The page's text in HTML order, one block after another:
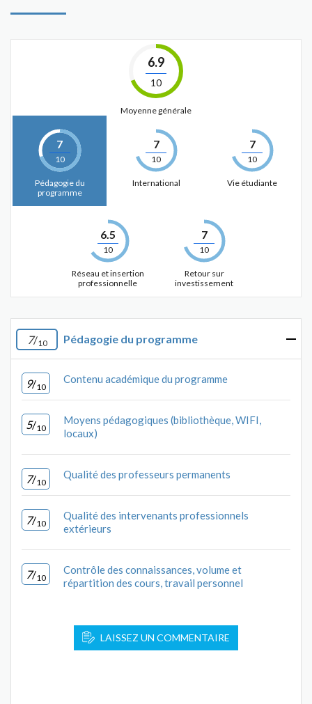
6.9
10
Moyenne générale
7
10
Pédagogie du
programme
7
10
International
7
10
Vie étudiante
6.5
10
Réseau et insertion
professionnelle
7
10
Retour sur
investissement
7/10 Pédagogie du programme
9/10
Contenu académique du programme
5/10
Moyens pédagogiques (bibliothèque, WIFI,
locaux)
7/10
Qualité des professeurs permanents
7/10
Qualité des intervenants professionnels
extérieurs
7/10
Contrôle des connaissances, volume et
répartition des cours, travail personnel
LAISSEZ UN COMMENTAIRE